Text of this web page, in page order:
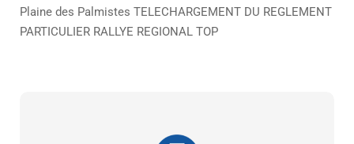
Plaine des Palmistes TELECHARGEMENT DU REGLEMENT
PARTICULIER RALLYE REGIONAL TOP